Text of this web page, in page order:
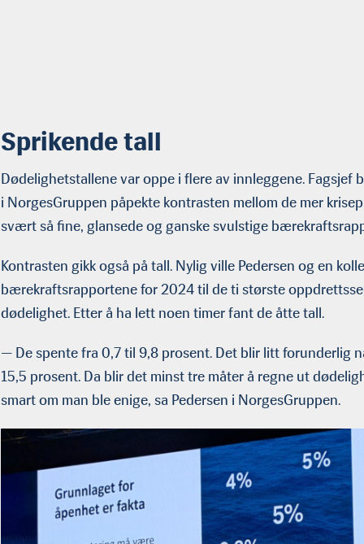
Sprikende tall
Dødelighetstallene var oppe i flere av innleggene. Fagsjef
i NorgesGruppen påpekte kontrasten mellom de mer
svært så fine, glansede og ganske svulstige
Kontrasten gikk også på tall. Nylig ville Pedersen og en
bærekraftsrapportene for 2024 til de ti største
dødelighet. Etter å ha lett noen timer fant de åtte tall.
— De spente fra 0,7 til 9,8 prosent. Det blir litt forunderlig
15,5 prosent. Da blir det minst tre måter å regne ut
smart om man ble enige, sa Pedersen i NorgesGruppen.